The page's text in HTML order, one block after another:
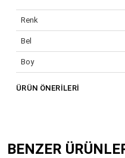
Renk
Bel
Boy
Cinsiyet
Kumaş Tipi
ÜRÜN ÖNERILERI
BENZER